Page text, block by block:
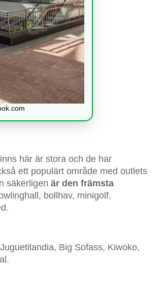
här är stora och de har
ett populärt område med outlets
säkerligen är den främsta
bollhav, minigolf,
Big Sofass, Kiwoko,